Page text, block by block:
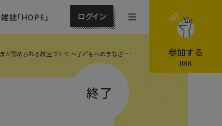
雑誌「HOPE」 ログイン
メ
ニ
ュ
開
参加する
JOIN
が認められる教室づくり 〜子どもへのまなざ･･･
終了